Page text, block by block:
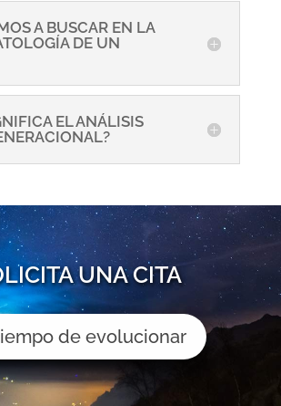
A BUSCAR EN LA
DE UN
EL ANÁLISIS
UNA CITA
de evolucionar